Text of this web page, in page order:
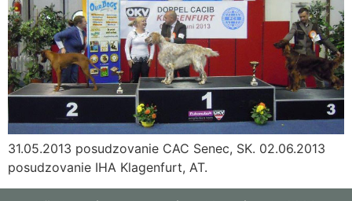
31.05.2013 posudzovanie CAC Senec, SK. 02.06.2013
posudzovanie IHA Klagenfurt, AT.